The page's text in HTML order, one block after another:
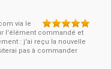
via le
l'élément commandé et
: j'ai reçu la nouvelle
pas à commander